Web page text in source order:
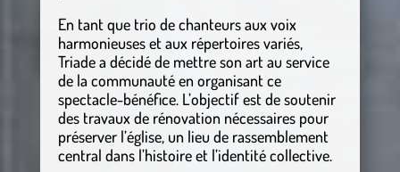
En tant que trio de chanteurs aux voix
harmonieuses et aux répertoires variés,
Triade a décidé de mettre son art au service
de la communauté en organisant ce
spectacle-bénéfice. L’objectif est de soutenir
des travaux de rénovation nécessaires pour
préserver l’église, un lieu de rassemblement
central dans l’histoire et l’identité collective.